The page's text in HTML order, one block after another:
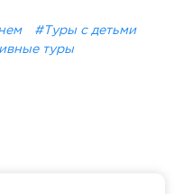
#Туры с детьми
туры